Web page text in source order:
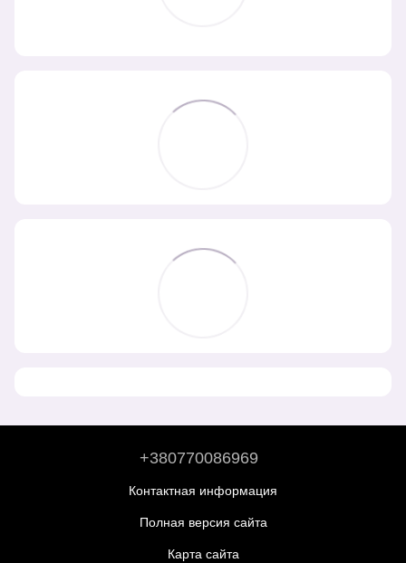
+380770086969
Контактная информация
Полная версия сайта
Карта сайта